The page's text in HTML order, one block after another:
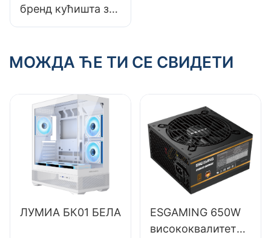
бренд кућишта за
ПЦ игре?
МОЖДА ЋЕ ТИ СЕ СВИДЕТИ
ЛУМИА БК01 БЕЛА
ESGAMING 650W
висококвалитетно